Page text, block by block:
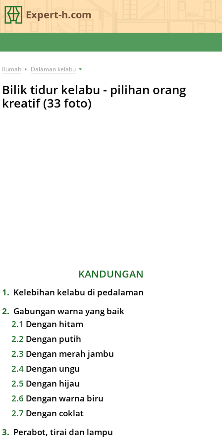
Expert-h.com
Rumah Dalaman kelabu
Bilik tidur kelabu - pilihan orang
kreatif (33 foto)
KANDUNGAN
1
Kelebihan kelabu di pedalaman
2
Gabungan warna yang baik
2.1 Dengan hitam
2.2 Dengan putih
2.3 Dengan merah jambu
2.4 Dengan ungu
2.5 Dengan hijau
2.6 Dengan warna biru
2.7 Dengan coklat
3
Perabot, tirai dan lampu